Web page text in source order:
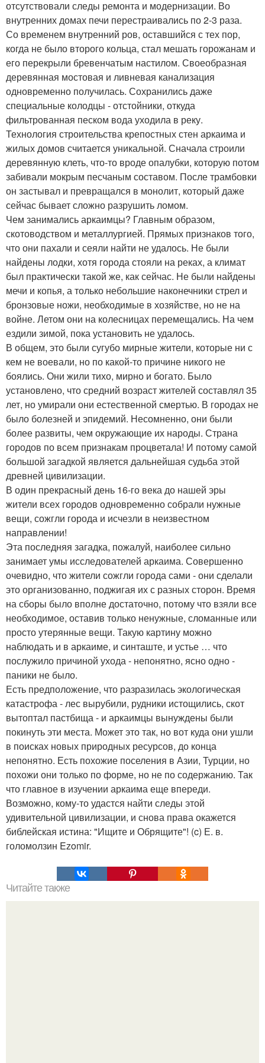
отсутствовали следы ремонта и модернизации. Во
внутренних домах печи перестраивались по 2-3 раза.
Со временем внутренний ров, оставшийся с тех пор,
когда не было второго кольца, стал мешать горожанам и
его перекрыли бревенчатым настилом. Своеобразная
деревянная мостовая и ливневая канализация
одновременно получилась. Сохранились даже
специальные колодцы - отстойники, откуда
фильтрованная песком вода уходила в реку.
Технология строительства крепостных стен аркаима и
жилых домов считается уникальной. Сначала строили
деревянную клеть, что-то вроде опалубки, которую потом
забивали мокрым песчаным составом. После трамбовки
он застывал и превращался в монолит, который даже
сейчас бывает сложно разрушить ломом.
Чем занимались аркаимцы? Главным образом,
скотоводством и металлургией. Прямых признаков того,
что они пахали и сеяли найти не удалось. Не были
найдены лодки, хотя города стояли на реках, а климат
был практически такой же, как сейчас. Не были найдены
мечи и копья, а только небольшие наконечники стрел и
бронзовые ножи, необходимые в хозяйстве, но не на
войне. Летом они на колесницах перемещались. На чем
ездили зимой, пока установить не удалось.
В общем, это были сугубо мирные жители, которые ни с
кем не воевали, но по какой-то причине никого не
боялись. Они жили тихо, мирно и богато. Было
установлено, что средний возраст жителей составлял 35
лет, но умирали они естественной смертью. В городах не
было болезней и эпидемий. Несомненно, они были
более развиты, чем окружающие их народы. Страна
городов по всем признакам процветала! И потому самой
большой загадкой является дальнейшая судьба этой
древней цивилизации.
В один прекрасный день 16-го века до нашей эры
жители всех городов одновременно собрали нужные
вещи, сожгли города и исчезли в неизвестном
направлении!
Эта последняя загадка, пожалуй, наиболее сильно
занимает умы исследователей аркаима. Совершенно
очевидно, что жители сожгли города сами - они сделали
это организованно, поджигая их с разных сторон. Время
на сборы было вполне достаточно, потому что взяли все
необходимое, оставив только ненужные, сломанные или
просто утерянные вещи. Такую картину можно
наблюдать и в аркаиме, и синташте, и устье … что
послужило причиной ухода - непонятно, ясно одно -
паники не было.
Есть предположение, что разразилась экологическая
катастрофа - лес вырубили, рудники истощились, скот
вытоптал пастбища - и аркаимцы вынуждены были
покинуть эти места. Может это так, но вот куда они ушли
в поисках новых природных ресурсов, до конца
непонятно. Есть похожие поселения в Азии, Турции, но
похожи они только по форме, но не по содержанию. Так
что главное в изучении аркаима еще впереди.
Возможно, кому-то удастся найти следы этой
удивительной цивилизации, и снова права окажется
библейская истина: "Ищите и Обрящите"! (c) Е. в.
голомолзин Ezomir.
Читайте также